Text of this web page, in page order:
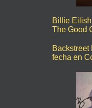
Billie Eilish
The Good
Backstreet
fecha en